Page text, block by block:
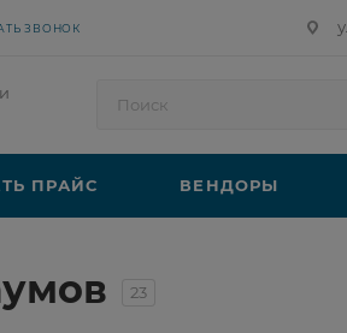
ЗВОНОК
ПРАЙС ВЕНДОРЫ
23